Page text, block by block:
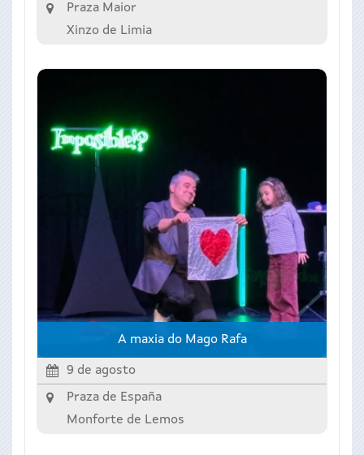
Praza Maior
Xinzo de Limia
A maxia do Mago Rafa
9 de agosto
Praza de España
Monforte de Lemos